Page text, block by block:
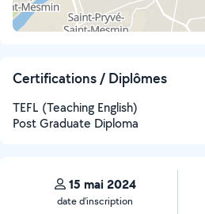
Certifications / Diplômes
TEFL (Teaching English)
Post Graduate Diploma
15 mai 2024
date d’inscription